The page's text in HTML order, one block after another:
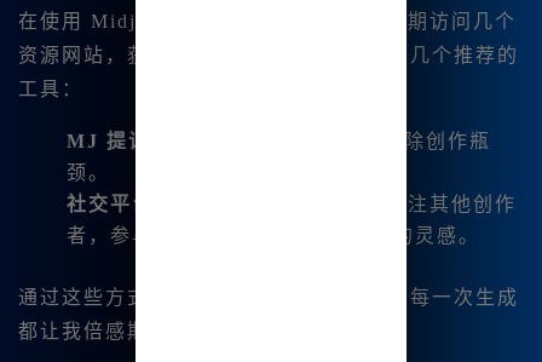
在使用 Midjourney 的过程中，我也会定期访问几个
资源网站，获取灵感和创作提示，这里有几个推荐的
工具：
MJ 提词器
: 自动生成创作提示，消除创作瓶
颈。
社交平台
: 我会在一些社交平台上关注其他创作
者，参与讨论，有时能够获得意外的灵感。
通过这些方式，我的创作能力不断提升，每一次生成
都让我倍感期待。